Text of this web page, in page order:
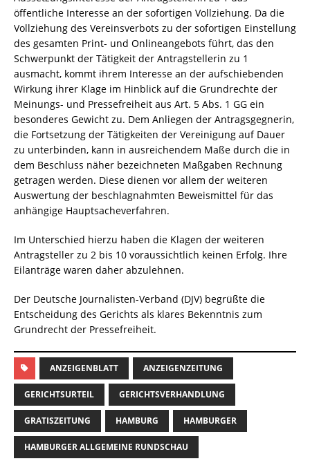
öffentliche Interesse an der sofortigen Vollziehung. Da die
Vollziehung des Vereinsverbots zu der sofortigen Einstellung
des gesamten Print- und Onlineangebots führt, das den
Schwerpunkt der Tätigkeit der Antragstellerin zu 1
ausmacht, kommt ihrem Interesse an der aufschiebenden
Wirkung ihrer Klage im Hinblick auf die Grundrechte der
Meinungs- und Pressefreiheit aus Art. 5 Abs. 1 GG ein
besonderes Gewicht zu. Dem Anliegen der Antragsgegnerin,
die Fortsetzung der Tätigkeiten der Vereinigung auf Dauer
zu unterbinden, kann in ausreichendem Maße durch die in
dem Beschluss näher bezeichneten Maßgaben Rechnung
getragen werden. Diese dienen vor allem der weiteren
Auswertung der beschlagnahmten Beweismittel für das
anhängige Hauptsacheverfahren.
Im Unterschied hierzu haben die Klagen der weiteren
Antragsteller zu 2 bis 10 voraussichtlich keinen Erfolg. Ihre
Eilanträge waren daher abzulehnen.
Der Deutsche Journalisten-Verband (DJV) begrüßte die
Entscheidung des Gerichts als klares Bekenntnis zum
Grundrecht der Pressefreiheit.
ANZEIGENBLATT ANZEIGENZEITUNG
GERICHTSURTEIL GERICHTSVERHANDLUNG
GRATISZEITUNG HAMBURG HAMBURGER
HAMBURGER ALLGEMEINE RUNDSCHAU